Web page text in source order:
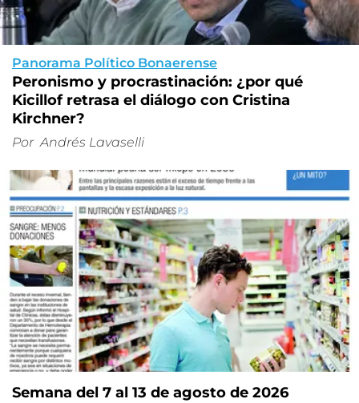
Panorama Político Bonaerense
Peronismo y procrastinación: ¿por qué
Kicillof retrasa el diálogo con Cristina
Kirchner?
Por Andrés Lavaselli
Semana del 7 al 13 de agosto de 2026